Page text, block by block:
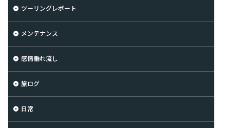
ツーリングレポート
メンテナンス
感情垂れ流し
旅ログ
日常